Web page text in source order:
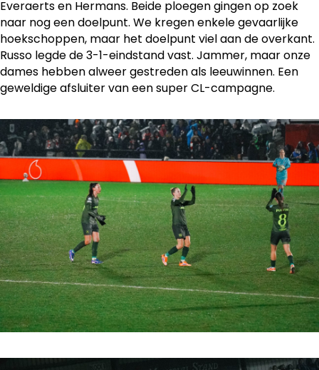
Everaerts en Hermans. Beide ploegen gingen op zoek
naar nog een doelpunt. We kregen enkele gevaarlijke
hoekschoppen, maar het doelpunt viel aan de overkant.
Russo legde de 3-1-eindstand vast. Jammer, maar onze
dames hebben alweer gestreden als leeuwinnen. Een
geweldige afsluiter van een super CL-campagne.